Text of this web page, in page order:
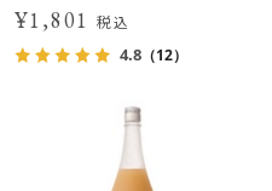
¥1,801 税込
4.8 （12）